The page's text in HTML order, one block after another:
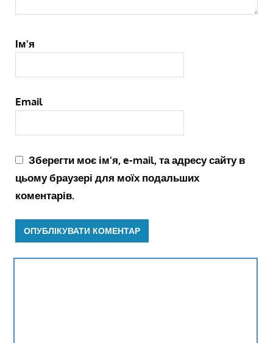
Ім'я
Email
Зберегти моє ім'я, e-mail, та адресу сайту в
цьому браузері для моїх подальших
коментарів.